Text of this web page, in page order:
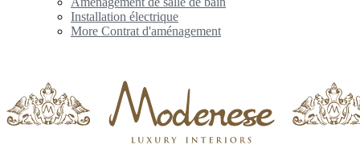
Installation électrique
More Contrat d'aménagement